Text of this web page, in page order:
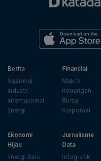
Berita
Nasional
Industri
Internasional
Energi
Finansial
Makro
Keuangan
Bursa
Korporasi
Ekonomi
Hijau
Energi Baru
Jurnalisme
Data
Infografik